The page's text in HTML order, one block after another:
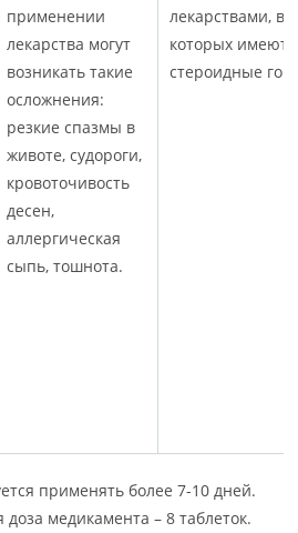
применении
лекарства могут
возникать такие
осложнения:
резкие спазмы в
животе, судороги,
кровоточивость
десен,
аллергическая
сыпь, тошнота.
лекарствами, в
которых
стероидные
применять более 7-10 дней.
медикамента – 8 таблеток.